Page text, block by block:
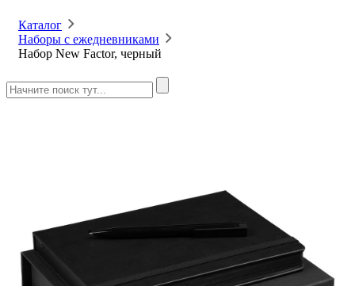
Каталог
Наборы с ежедневниками
Набор New Factor, черный